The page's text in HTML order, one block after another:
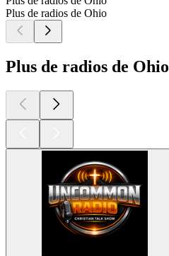
Plus de radios de Ohio
Plus de radios de Ohio